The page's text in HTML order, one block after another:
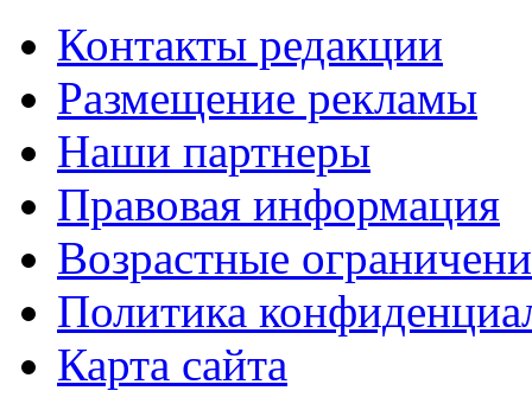
Контакты редакции
Размещение рекламы
Наши партнеры
Правовая информация
Возрастные
Политика
Карта сайта